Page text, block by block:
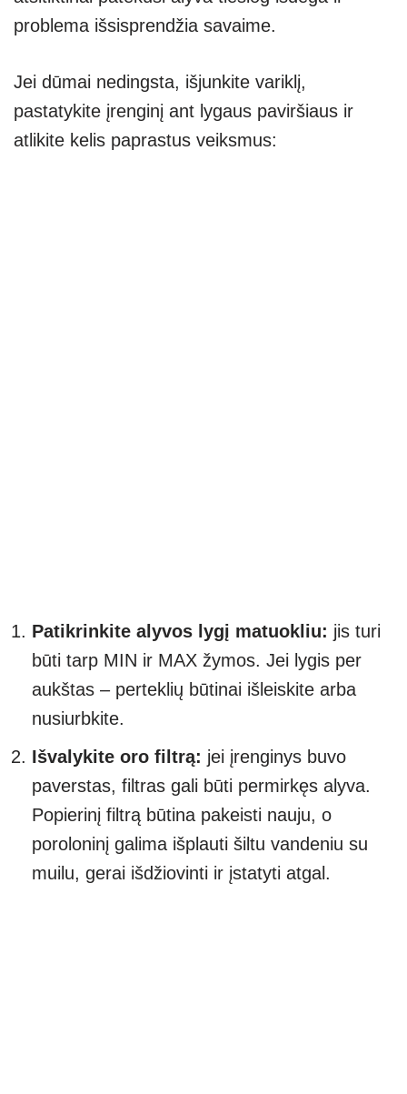
problema išsisprendžia savaime.
Jei dūmai nedingsta, išjunkite variklį,
pastatykite įrenginį ant lygaus paviršiaus ir
atlikite kelis paprastus veiksmus:
Patikrinkite alyvos lygį matuokliu: jis turi
būti tarp MIN ir MAX žymos. Jei lygis per
aukštas – perteklių būtinai išleiskite arba
nusiurbkite.
Išvalykite oro filtrą: jei įrenginys buvo
paverstas, filtras gali būti permirkęs alyva.
Popierinį filtrą būtina pakeisti nauju, o
poroloninį galima išplauti šiltu vandeniu su
muilu, gerai išdžiovinti ir įstatyti atgal.